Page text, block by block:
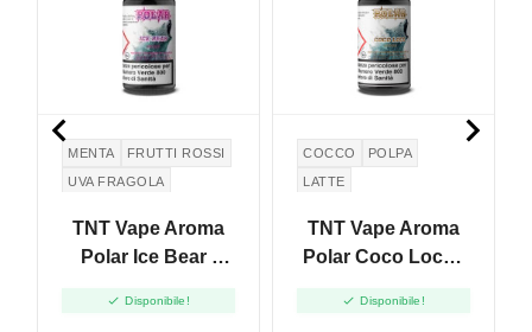
MENTA
FRUTTI ROSSI
UVA FRAGOLA
TNT Vape Aroma
Polar Ice Bear -
 Disponibile!
COCCO
POLPA
LATTE
TNT Vape Aroma
Polar Coco Loco -
 Disponibile!
 